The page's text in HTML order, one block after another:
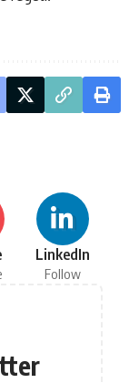
LinkedIn
Follow